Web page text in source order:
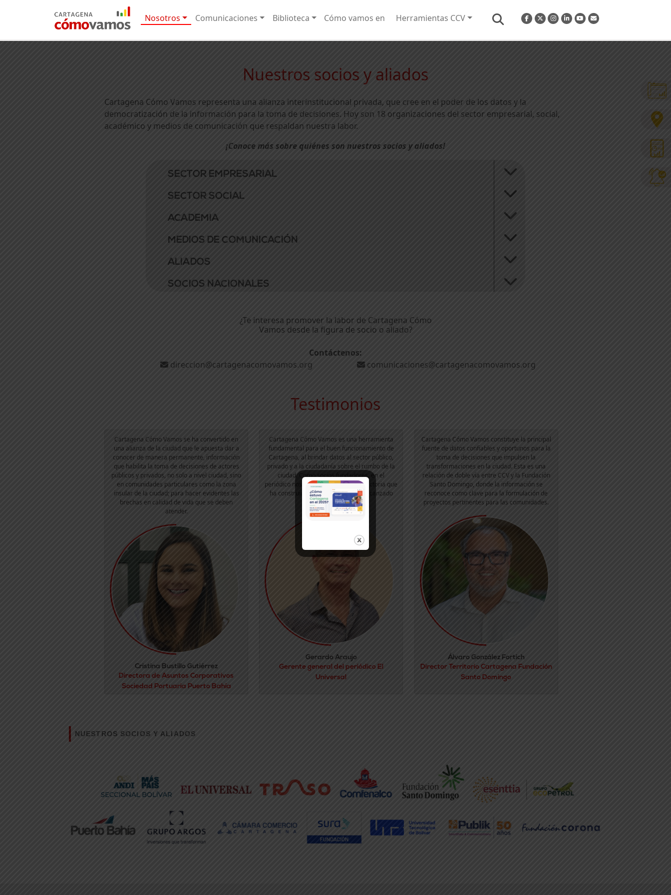
Nosotros Comunicaciones Biblioteca Cómo vamos en Herramientas CCV
Nuestros socios y aliados
Cartagena Cómo Vamos representa una alianza interinstitucional privada, que cree en el poder de los datos y la
democratización de la información para la toma de decisiones. Hoy son 18 organizaciones del sector empresarial, social,
académico y medios de comunicación que respaldan nuestra labor.
¡Conoce más sobre quiénes son nuestros socios y aliados!
SECTOR EMPRESARIAL
SECTOR SOCIAL
ACADEMIA
MEDIOS DE COMUNICACIÓN
ALIADOS
SOCIOS NACIONALES
¿Te interesa promover la labor de Cartagena Cómo
Vamos desde la figura de socio o aliado?
Contáctenos:
direccion@cartagenacomovamos.org
comunicaciones@cartagenacomovamos.org
Testimonios
Cartagena Cómo Vamos se ha convertido en
una alianza de la ciudad que le apuesta dar a
conocer de manera permanente, información
que habilita la toma de decisiones de actores
públicos y privados, no solo a nivel ciudad, sino
en comunidades particulares como la zona
insular de la ciudad; para hacer evidentes las
brechas en calidad de vida que se deben
atender.
Cristina Bustillo Gutiérrez
Directora de Asuntos Corporativos
Sociedad Portuaria Puerto Bahía
Cartagena Cómo Vamos es una herramienta
fundamental para el buen funcionamiento de
Cartagena, al brindar datos al sector público,
privado y a la ciudadanía sobre el rumbo de la
ciudad. Como socios fundadores, en el
periódico nos enorgullece ver la trayectoria que
ha construido y el impacto que ha alcanzado
esta iniciativa.
Gerardo Araujo
Gerente general del periódico El
Universal
Cartagena Cómo Vamos constituye la principal
fuente de datos confiables y oportunos para la
toma de decisiones que impulsen la
transformaciones en la ciudad. Esta es una
relación de doble vía entre CCV y la Fundación
Santo Domingo, donde la información se
reconoce como clave para la formulación de
proyectos pertinentes para las comunidades.
Álvaro González Fortich
Director Territorio Cartagena Fundación
Santo Domingo
NUESTROS SOCIOS Y ALIADOS